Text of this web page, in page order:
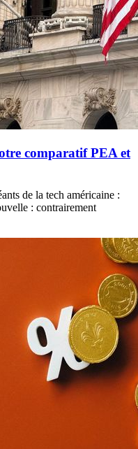
comparatif PEA et
de la tech américaine :
: contrairement